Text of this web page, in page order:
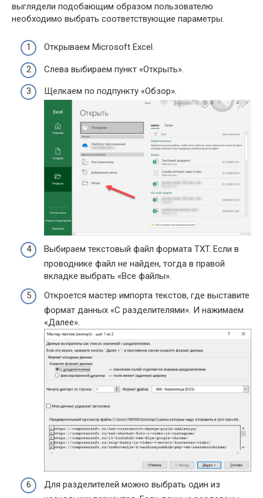
выглядели подобающим образом пользователю
необходимо выбрать соответствующие параметры.
Открываем Microsoft Excel.
Слева выбираем пункт «Открыть».
Щелкаем по подпункту «Обзор».
Выбираем текстовый файл формата TXT. Если в
проводнике файл не найден, тогда в правой
вкладке выбрать «Все файлы».
Откроется мастер импорта текстов, где выставите
формат данных «С разделителями». И нажимаем
«Далее».
Для разделителей можно выбрать один из